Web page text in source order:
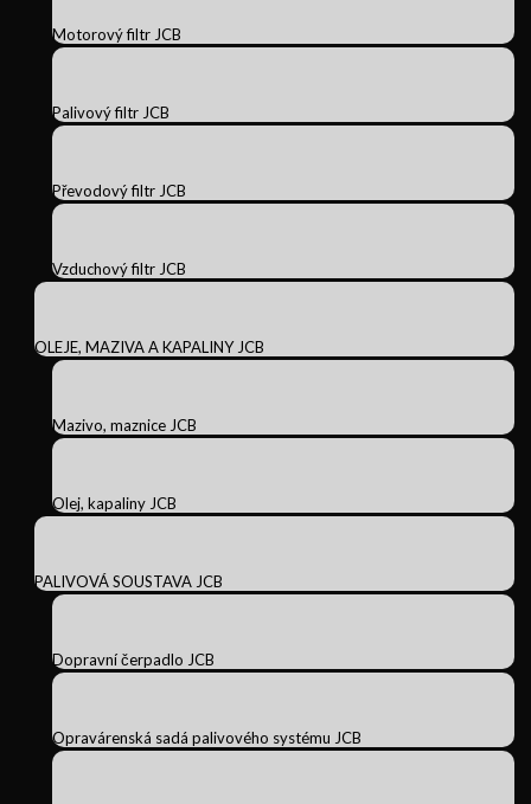
Motorový filtr JCB
Palivový filtr JCB
Převodový filtr JCB
Vzduchový filtr JCB
OLEJE, MAZIVA A KAPALINY JCB
Mazivo, maznice JCB
Olej, kapaliny JCB
PALIVOVÁ SOUSTAVA JCB
Dopravní čerpadlo JCB
Opravárenská sadá palivového systému JCB